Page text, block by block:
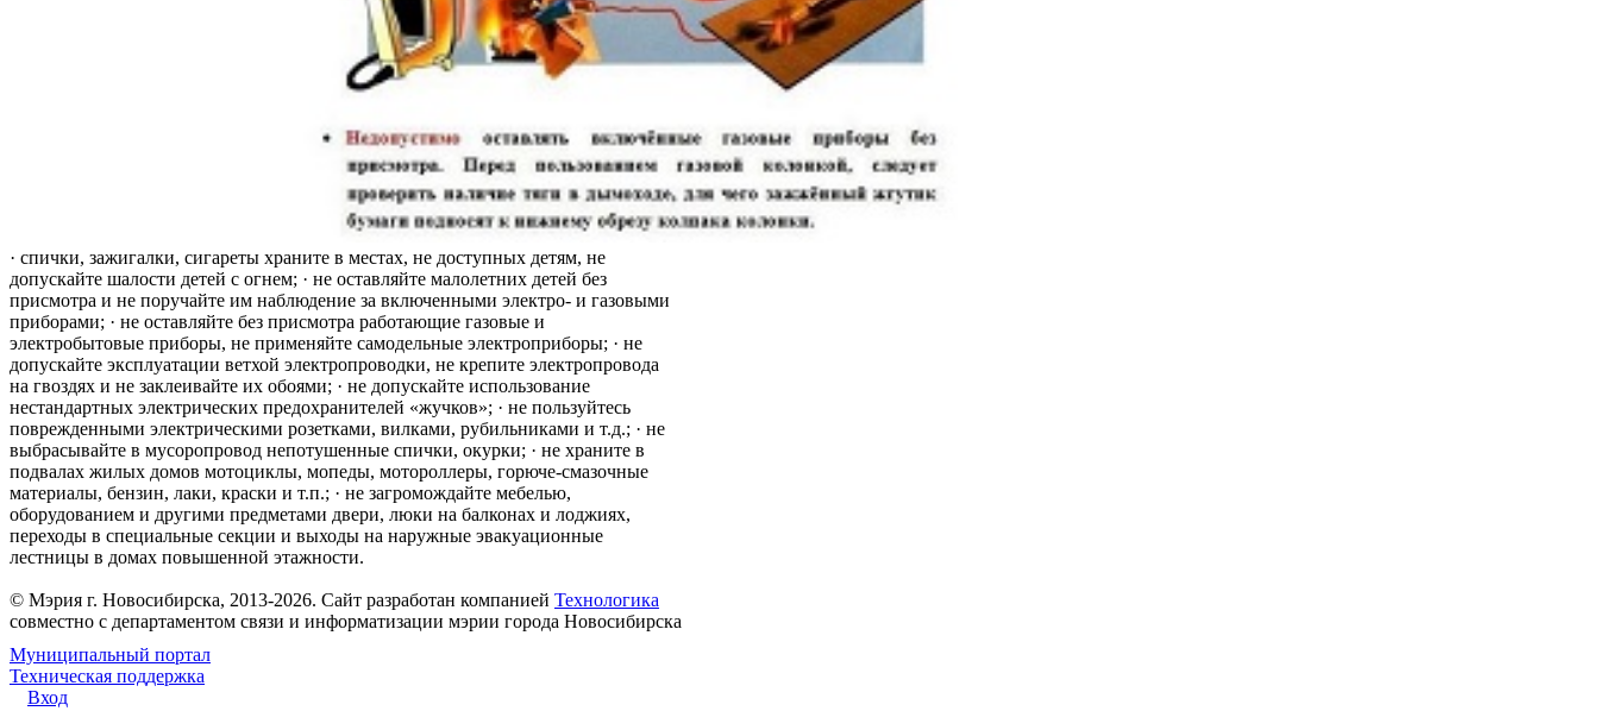
· спички, зажигалки, сигареты храните в местах, не доступных детям, не
допускайте шалости детей с огнем; · не оставляйте малолетних детей без
присмотра и не поручайте им наблюдение за включенными электро- и газовыми
приборами; · не оставляйте без присмотра работающие газовые и
электробытовые приборы, не применяйте самодельные электроприборы; · не
допускайте эксплуатации ветхой электропроводки, не крепите электропровода
на гвоздях и не заклеивайте их обоями; · не допускайте использование
нестандартных электрических предохранителей «жучков»; · не пользуйтесь
поврежденными электрическими розетками, вилками, рубильниками и т.д.; · не
выбрасывайте в мусоропровод непотушенные спички, окурки; · не храните в
подвалах жилых домов мотоциклы, мопеды, мотороллеры, горюче-смазочные
материалы, бензин, лаки, краски и т.п.; · не загромождайте мебелью,
оборудованием и другими предметами двери, люки на балконах и лоджиях,
переходы в специальные секции и выходы на наружные эвакуационные
лестницы в домах повышенной этажности.
© Мэрия г. Новосибирска, 2013-2026. Сайт разработан компанией Технологика
совместно с департаментом связи и информатизации мэрии города Новосибирска
Муниципальный портал
Техническая поддержка
Вход